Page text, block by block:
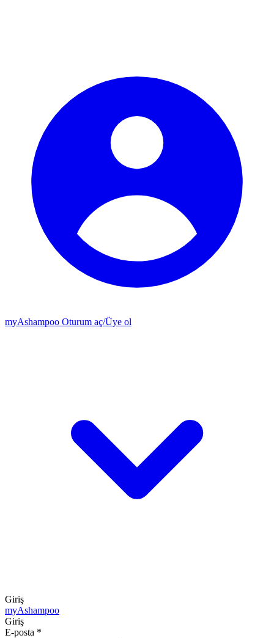
myAshampoo Oturum aç/Üye ol
Giriş
myAshampoo
Giriş
E-posta *